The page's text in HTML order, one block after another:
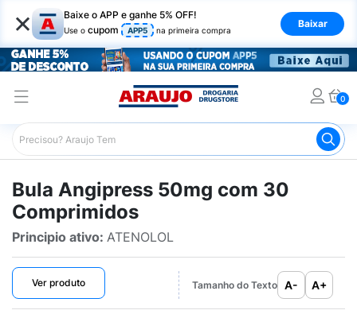
× Baixe o APP e ganhe 5% OFF!
Use o cupom APP5 na primeira compra
Baixar
0
Araujo Bulário Araujo Angipress 50mg com 30
Bula Angipress 50mg com 30
Comprimidos
Principio ativo: ATENOLOL
Ver produto Tamanho do Texto A- A+